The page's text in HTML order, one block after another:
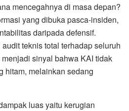
mencegahnya di masa depan?
yang dibuka pasca-insiden,
daripada defensif.
teknis total terhadap seluruh
sinyal bahwa KAI tidak
hitam, melainkan sedang
luas yaitu kerugian